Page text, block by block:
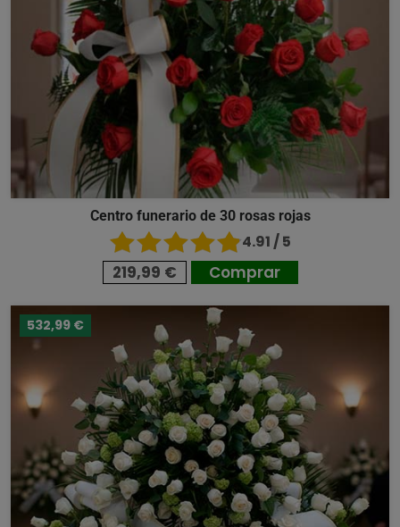
Centro funerario de 30 rosas rojas
4.91 / 5
219,99 € Comprar
532,99 €